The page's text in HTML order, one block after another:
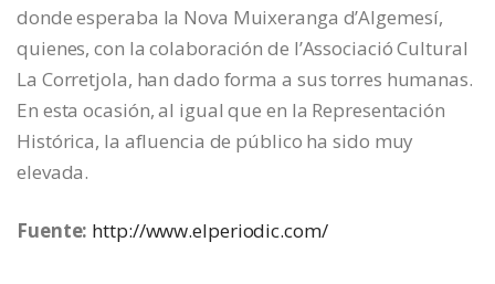
donde esperaba la Nova Muixeranga d’Algemesí,
quienes, con la colaboración de l’Associació Cultural
La Corretjola, han dado forma a sus torres humanas.
En esta ocasión, al igual que en la Representación
Histórica, la afluencia de público ha sido muy
elevada.
Fuente: http://www.elperiodic.com/